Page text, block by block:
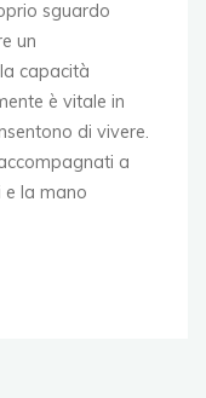
sguardo
un
capacità
è vitale in
di vivere.
a
e la mano